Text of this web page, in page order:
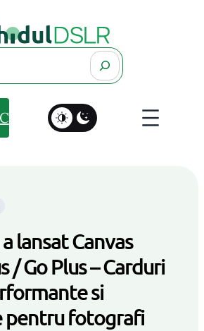
Search
lansat Canvas
/ Go Plus – Carduri
si
pentru fotografi